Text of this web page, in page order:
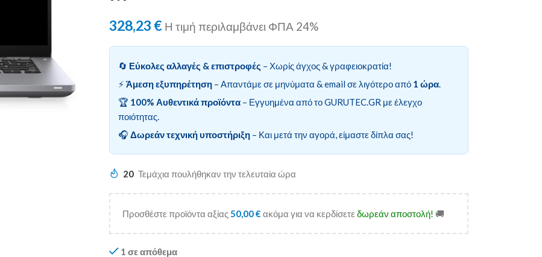
328,23 € Η τιμή περιλαμβάνει ΦΠΑ 24%
🔄 Εύκολες αλλαγές & επιστροφές – Χωρίς άγχος & γραφειοκρατία!
⚡ Άμεση εξυπηρέτηση– Απαντάμε σε μηνύματα & email σε λιγότερο από 1 ώρα.
🏆 100% Αυθεντικά προϊόντα– Εγγυημένα από το GURUTEC.GR με έλεγχο
ποιότητας.
🎧 Δωρεάν τεχνική υποστήριξη– Και μετά την αγορά, είμαστε δίπλα σας!
20 Τεμάχια πουλήθηκαν την τελευταία ώρα
Προσθέστε προϊόντα αξίας50,00€ ακόμα για να κερδίσετε δωρεάν αποστολή! 🚚
1 σε απόθεμα